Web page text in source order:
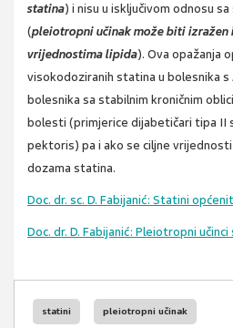
statina) i nisu u isključivom odnosu
(pleiotropni učinak može biti izražen
vrijednostima lipida). Ova opažanja
visokodoziranih statina u bolesnika s
bolesnika sa stabilnim kroničnim
bolesti (primjerice dijabetičari tipa II
pektoris) pa i ako se ciljne
dozama statina.
Doc. dr. sc. D. Fabijanić: Statini
Doc. dr. D. Fabijanić: Pleiotropni
statini pleiotropni učinak